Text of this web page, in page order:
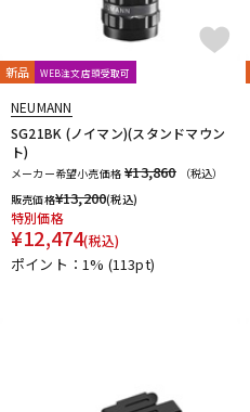
新品 WEB注文店頭受取可
NEUMANN
SG21BK (ノイマン)(スタンドマウン
ト)
メーカー希望小売価格 ¥13,860
（税込）
販売価格¥13,200(税込)
特別価格
¥12,474(税込)
ポイント：1% (113pt)